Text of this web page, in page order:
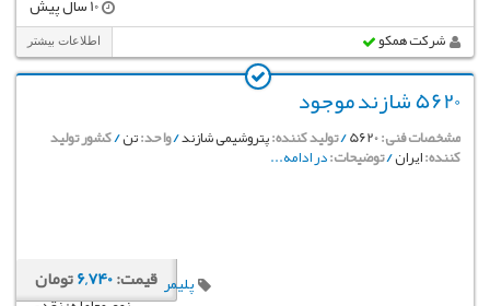
شرکت همکو اطلاعات بیشتر
5620 شازند موجود
مشخصات فنی: /تولید کننده:پتروشیمی شازند/واحد:تن/کشور تولید
کننده:ایران/توضیحات:در ادامه...
قیمت:6,740تومان پلیمر